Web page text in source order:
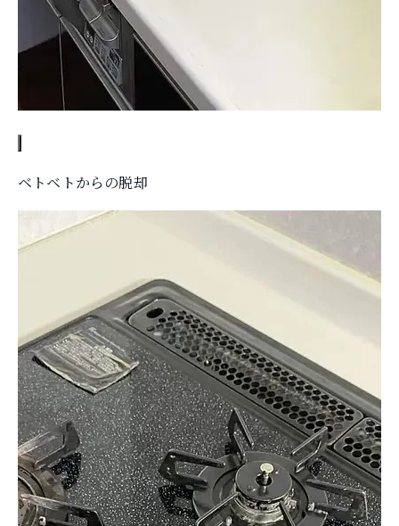
ベトベトからの脱却